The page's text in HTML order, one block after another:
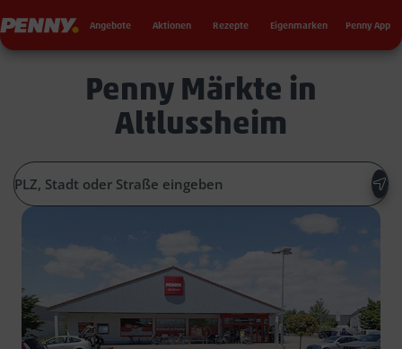
Penny Angebote Aktionen Rezepte Eigenmarken Penny App
Penny Märkte in
Altlussheim